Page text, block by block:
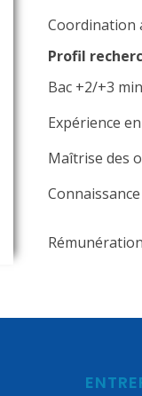
Coordination
Profil
Bac +2/+3
Expérience
Maîtrise des